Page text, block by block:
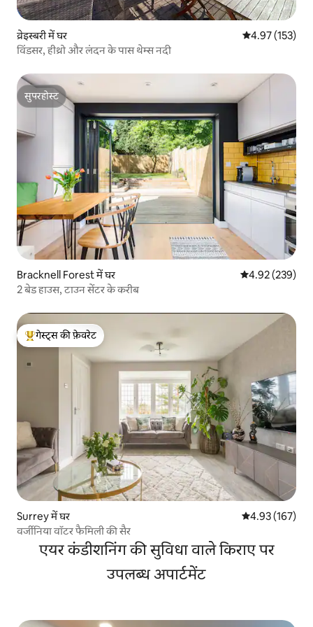
व्रेइस्बरी में घर औसत रेटिंग 5 में से
4.97 (153)
विंडसर, हीथ्रो और लंदन के पास थेम्स नदी
सुपरहोस्ट
सुपरहोस्ट
Bracknell Forest में घर औसत रेटिंग 5 में से
4.92 (239)
2 बेड हाउस, टाउन सेंटर के करीब
गेस्ट्स का टॉप फ़ेवरेट
गेस्ट्स की फ़ेवरेट
Surrey में घर औसत रेटिंग 5 में से
4.93 (167)
वर्जीनिया वॉटर फैमिली की सैर
एयर कंडीशनिंग की सुविधा वाले किराए पर
उपलब्ध अपार्टमेंट